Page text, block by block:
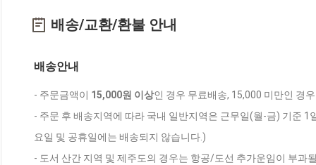
배송/교환/환불 안내
배송안내
- 주문금액이 15,000원 이상인 경우 무료배송, 15,000 미만인 경
- 주문 후 배송지역에 따라 국내 일반지역은 근무일(월-금) 기준
요일 및 공휴일에는 배송되지 않습니다.)
- 도서 산간 지역 및 제주도의 경우는 항공/도선 추가운임이 부과